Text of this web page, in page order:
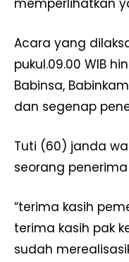
memperlihatkan
Acara yang
pukul.09.00 WIB
Babinsa,
dan segenap
Tuti (60) janda
seorang
“terima kasih
terima kasih pak
sudah